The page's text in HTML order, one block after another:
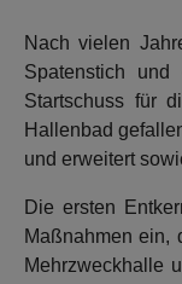
Nach vielen
Spatenstich
Startschuss für
Hallenbad
und erweitert
Die ersten
Maßnahmen ein,
Mehrzweckhalle